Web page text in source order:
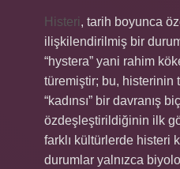
Histeri, tarih boyunca
ilişkilendirilmiş bir
“hystera” yani rahim
türemiştir; bu, histerinin
“kadınsı” bir davranış
özdeşleştirildiğinin ilk
farklı kültürlerde histeri
durumlar yalnızca